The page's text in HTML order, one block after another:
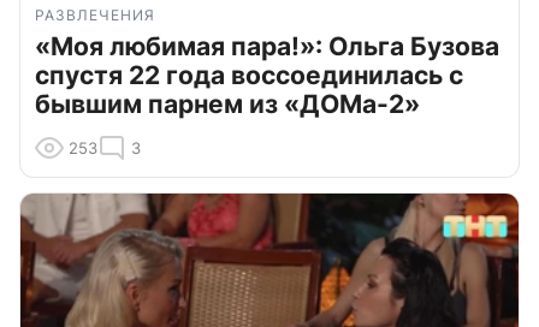
РАЗВЛЕЧЕНИЯ
«Моя любимая пара!»: Ольга Бузова
спустя 22 года воссоединилась с
бывшим парнем из «ДОМа-2»
253 3